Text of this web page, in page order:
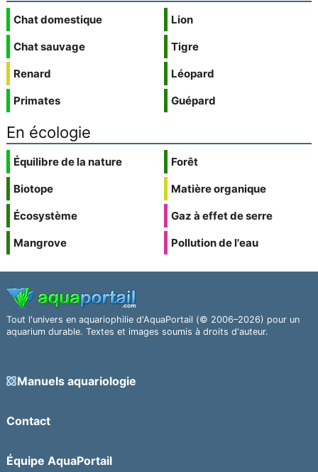
Chat domestique
Chat sauvage
Renard
Primates
Lion
Tigre
Léopard
Guépard
En écologie
Équilibre de la nature
Biotope
Écosystème
Mangrove
Forêt
Matière organique
Gaz à effet de serre
Pollution de l'eau
Tout l'univers en aquariophilie d'AquaPortail (© 2006–2026) pour un
aquarium durable. Textes et images soumis à droits d'auteur.
Manuels aquariologie
Contact
Équipe AquaPortail